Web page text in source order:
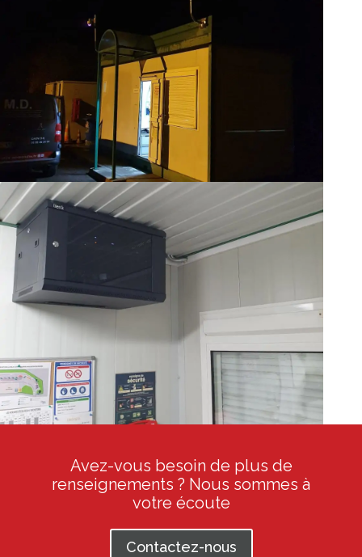
Avez-vous besoin de plus de
renseignements ? Nous sommes à
votre écoute
Contactez-nous